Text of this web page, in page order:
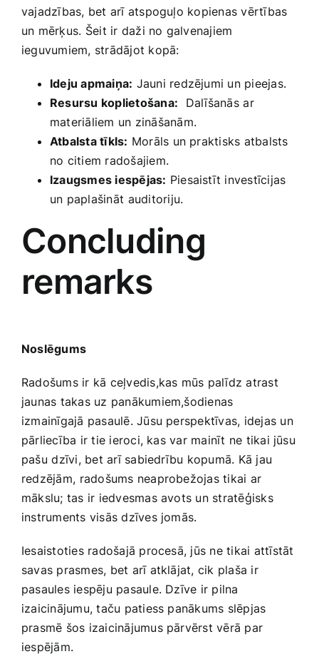
‌vajadzības, bet arī atspoguļo‍ kopienas vērtības
un mērķus.⁢ Šeit ir daži no galvenajiem
ieguvumiem, strādājot kopā:
Ideju apmaiņa: Jauni redzējumi un pieejas.
Resursu koplietošana: ⁣ Dalīšanās ⁢ar
materiāliem un zināšanām.
Atbalsta tīkls: Morāls un praktisks atbalsts
no citiem radošajiem.
Izaugsmes iespējas: Piesaistīt investīcijas
un paplašināt⁣ auditoriju.
Concluding‌
remarks
Noslēgums
Radošums ir kā ceļvedis,kas mūs palīdz atrast
jaunas takas uz panākumiem,šodienas
izmainīgajā pasaulē. Jūsu perspektīvas, idejas un
pārliecība ir tie ieroci, kas var mainīt ne tikai jūsu
pašu ⁢dzīvi, bet arī sabiedrību kopumā. Kā jau
redzējām, ⁢radošums neaprobežojas tikai ar
mākslu; tas ir iedvesmas ‌avots un stratēģisks
instruments visās dzīves ‌jomās.
Iesaistoties radošajā procesā, jūs ne tikai attīstāt
savas prasmes, bet arī atklājat, cik plaša ir
pasaules iespēju pasaule. Dzīve ir pilna
izaicinājumu, taču ​patiess panākums slēpjas
prasmē šos izaicinājumus pārvērst vērā ‍par
iespējām.